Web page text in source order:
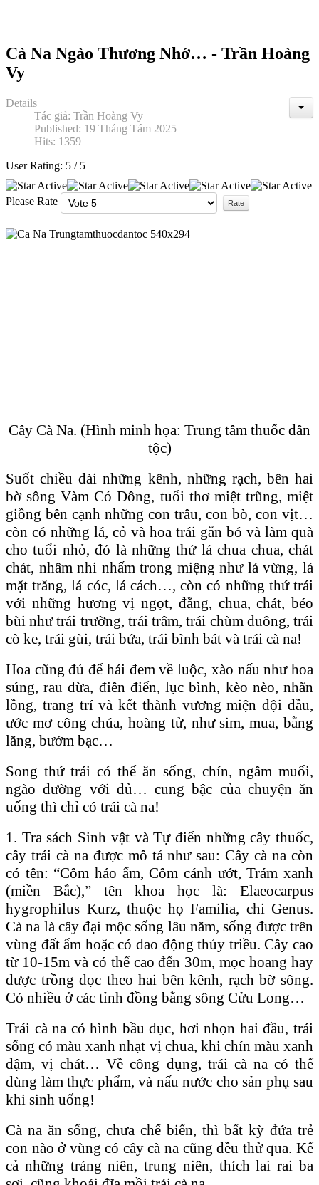
Cà Na Ngào Thương Nhớ… - Trần Hoàng
Vy
Details
Tác giả: Trần Hoàng Vy
Published: 19 Tháng Tám 2025
Hits: 1359
User Rating: 5 / 5
Please Rate
Cây Cà Na. (Hình minh họa: Trung tâm thuốc dân
tộc)
Suốt chiều dài những kênh, những rạch, bên hai
bờ sông Vàm Cỏ Đông, tuổi thơ miệt trũng, miệt
giồng bên cạnh những con trâu, con bò, con vịt…
còn có những lá, cỏ và hoa trái gắn bó và làm quà
cho tuổi nhỏ, đó là những thứ lá chua chua, chát
chát, nhâm nhi nhấm trong miệng như lá vừng, lá
mặt trăng, lá cóc, lá cách…, còn có những thứ trái
với những hương vị ngọt, đắng, chua, chát, béo
bùi như trái trường, trái trâm, trái chùm đuông, trái
cò ke, trái gùi, trái bứa, trái bình bát và trái cà na!
Hoa cũng đủ để hái đem về luộc, xào nấu như hoa
súng, rau dừa, điên điển, lục bình, kèo nèo, nhãn
lồng, trang trí và kết thành vương miện đội đầu,
ước mơ công chúa, hoàng tử, như sim, mua, bằng
lăng, bướm bạc…
Song thứ trái có thể ăn sống, chín, ngâm muối,
ngào đường với đủ… cung bậc của chuyện ăn
uống thì chỉ có trái cà na!
1. Tra sách Sinh vật và Tự điển những cây thuốc,
cây trái cà na được mô tả như sau: Cây cà na còn
có tên: “Côm háo ẩm, Côm cánh ướt, Trám xanh
(miền Bắc),” tên khoa học là: Elaeocarpus
hygrophilus Kurz, thuộc họ Familia, chi Genus.
Cà na là cây đại mộc sống lâu năm, sống được trên
vùng đất ẩm hoặc có dao động thủy triều. Cây cao
từ 10-15m và có thể cao đến 30m, mọc hoang hay
được trồng dọc theo hai bên kênh, rạch bờ sông.
Có nhiều ở các tỉnh đồng bằng sông Cửu Long…
Trái cà na có hình bầu dục, hơi nhọn hai đầu, trái
sống có màu xanh nhạt vị chua, khi chín màu xanh
đậm, vị chát… Về công dụng, trái cà na có thể
dùng làm thực phẩm, và nấu nước cho sản phụ sau
khi sinh uống!
Cà na ăn sống, chưa chế biến, thì bất kỳ đứa trẻ
con nào ở vùng có cây cà na cũng đều thử qua. Kể
cả những tráng niên, trung niên, thích lai rai ba